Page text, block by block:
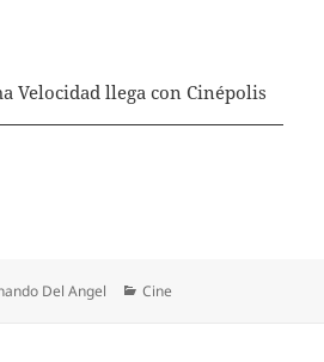
Velocidad llega con Cinépolis
Del Angel Categorías
Cine